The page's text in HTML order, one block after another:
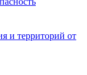
и территорий от